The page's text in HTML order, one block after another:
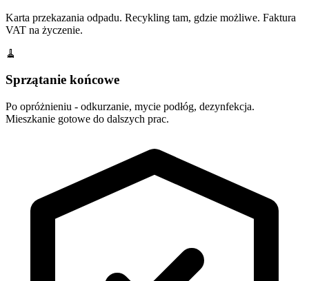
Karta przekazania odpadu. Recykling tam, gdzie możliwe. Faktura
VAT na życzenie.
🧹
Sprzątanie końcowe
Po opróżnieniu - odkurzanie, mycie podłóg, dezynfekcja.
Mieszkanie gotowe do dalszych prac.